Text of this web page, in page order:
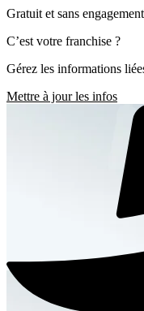
Gratuit et sans engagement
C’est votre franchise ?
Gérez les informations
Mettre à jour les infos